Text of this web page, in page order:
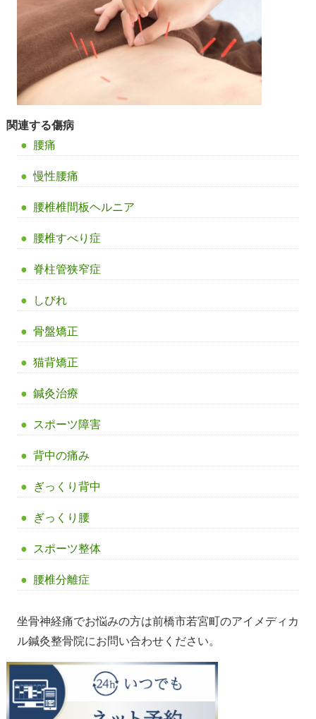
関連する傷病
腰痛
慢性腰痛
腰椎椎間板ヘルニア
腰椎すべり症
脊柱管狭窄症
しびれ
骨盤矯正
猫背矯正
鍼灸治療
スポーツ障害
背中の痛み
ぎっくり背中
ぎっくり腰
スポーツ整体
腰椎分離症
坐骨神経痛でお悩みの方は前橋市若宮町のアイメディカ
ル鍼灸整骨院にお問い合わせください。